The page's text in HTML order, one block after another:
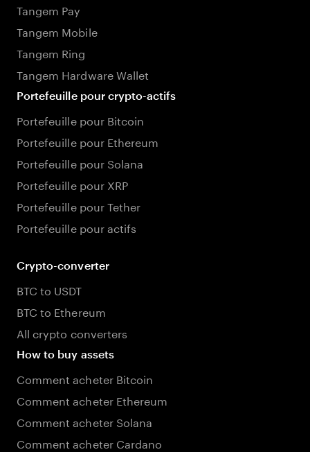
Tangem Pay
Tangem Mobile
Tangem Ring
Tangem Hardware Wallet
Portefeuille pour crypto-actifs
Portefeuille pour Bitcoin
Portefeuille pour Ethereum
Portefeuille pour Solana
Portefeuille pour XRP
Portefeuille pour Tether
Portefeuille pour actifs
Crypto-converter
BTC to USDT
BTC to Ethereum
All crypto converters
How to buy assets
Comment acheter Bitcoin
Comment acheter Ethereum
Comment acheter Solana
Comment acheter Cardano